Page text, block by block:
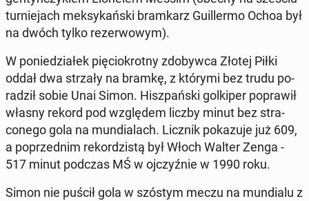
turnie­jach meksykańs­ki bramkarz Guiller­mo Ochoa był
na dwóch tylko rez­er­wowym).
W poniedzi­ałek pię­ciokrot­ny zdoby­w­ca Złotej Piłki
oddał dwa strzały na bramkę, z którymi bez trudu po­
radz­ił sobie Unai Simon. Hisz­pańs­ki golkiper popraw­ił
własny rekord pod wzglę­dem liczby minut bez stra­
conego gola na mundi­alach. Licznik pokazu­je już 609,
a poprzed­nim reko­rdzistą był Włoch Walter Zenga -
517 minut podczas MŚ w ojczyźnie w 1990 roku.
Simon nie puścił gola w szóstym meczu na mundi­alu z